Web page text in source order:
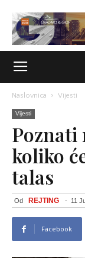
Naslovnica Vijesti
Vijesti
koliko
talas
Od REJTING - 11
Facebook